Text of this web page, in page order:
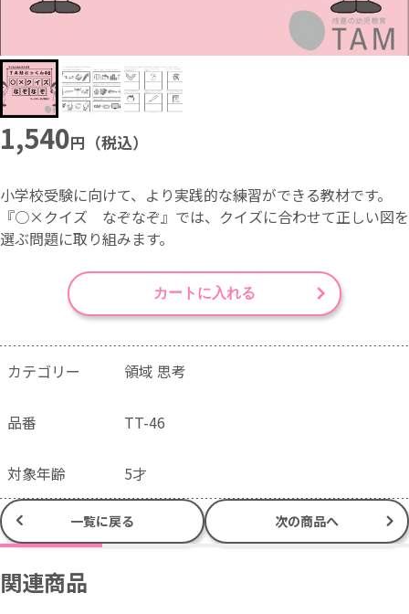
1,540円（税込）
小学校受験に向けて、より実践的な練習ができる教材です。
『○×クイズ なぞなぞ』では、クイズに合わせて正しい図を
選ぶ問題に取り組みます。
カートに入れる
カテゴリー 領域 思考
品番 TT-46
対象年齢 5才
一覧に戻る 次の商品へ
関連商品